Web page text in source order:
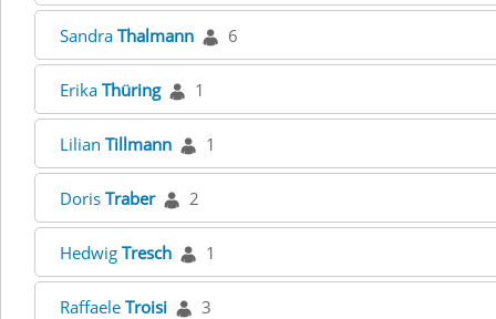
Sandra Thalmann 6
Erika Thüring 1
Lilian Tillmann 1
Doris Traber 2
Hedwig Tresch 1
Raffaele Troisi 3